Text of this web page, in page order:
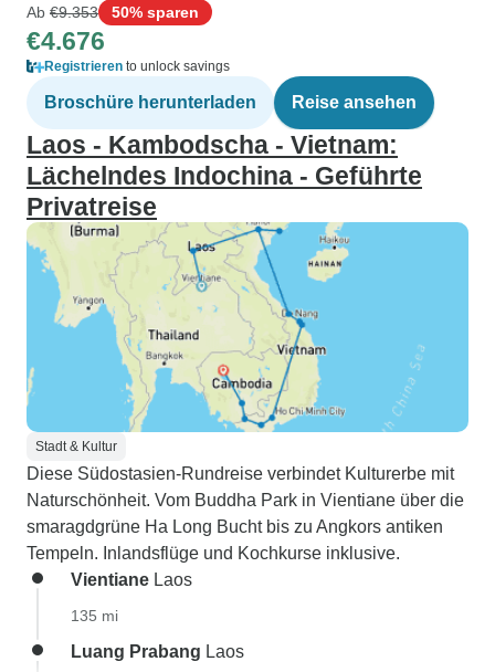
Ab €9.353 50% sparen
€4.676
Registrieren to unlock savings
Broschüre herunterladen Reise ansehen
Laos - Kambodscha - Vietnam:
Lächelndes Indochina - Geführte
Privatreise
Stadt & Kultur
Diese Südostasien-Rundreise verbindet Kulturerbe mit
Naturschönheit. Vom Buddha Park in Vientiane über die
smaragdgrüne Ha Long Bucht bis zu Angkors antiken
Tempeln. Inlandsflüge und Kochkurse inklusive.
Vientiane Laos
135 mi
Luang Prabang Laos